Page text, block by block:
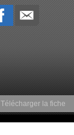
Télécharger la fiche